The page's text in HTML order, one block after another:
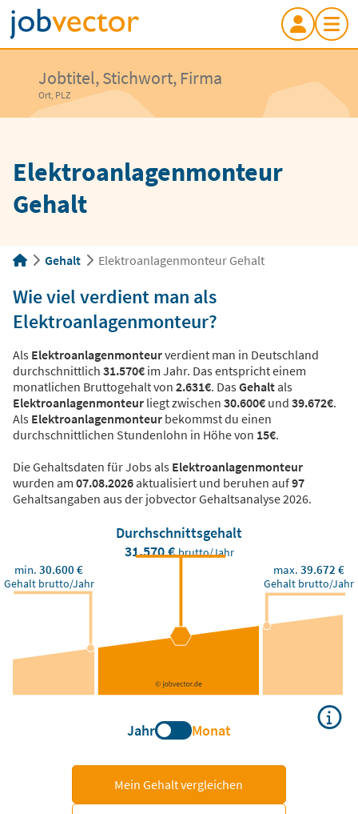
Jobtitel, Stichwort, Firma
Ort, PLZ
Elektroanlagenmonteur
Gehalt
Gehalt Elektroanlagenmonteur Gehalt
Wie viel verdient man als
Elektroanlagenmonteur?
Als Elektroanlagenmonteurverdient man in Deutschland
durchschnittlich 31.570€ im Jahr. Das entspricht einem
monatlichen Bruttogehalt von 2.631€. DasGehaltals
Elektroanlagenmonteur liegt zwischen 30.600€ und 39.672€.
Als Elektroanlagenmonteur bekommst du einen
durchschnittlichen Stundenlohn in Höhe von 15€.
Die Gehaltsdaten für Jobs als Elektroanlagenmonteur
wurden am 07.08.2026aktualisiert und beruhen auf97
Gehaltsangaben aus der jobvector Gehaltsanalyse 2026.
Durchschnittsgehalt
31.570 €brutto/Jahr
min.30.600 €
Gehalt brutto/Jahr
max.39.672 €
Gehalt brutto/Jahr
Jahr Monat
Mein Gehalt vergleichen